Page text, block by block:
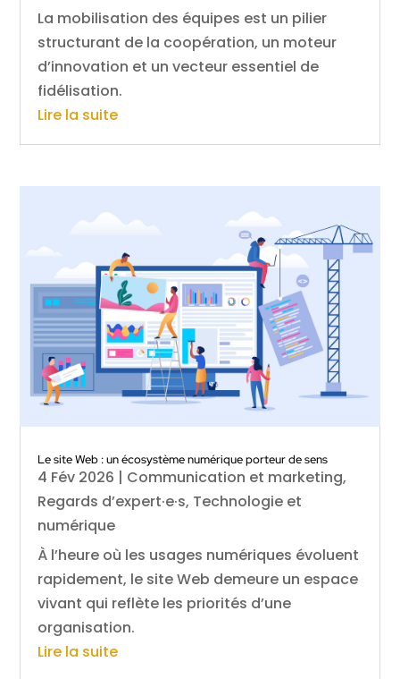
La mobilisation des équipes est un pilier
structurant de la coopération, un moteur
d’innovation et un vecteur essentiel de
fidélisation.
Lire la suite
Le site Web : un écosystème numérique porteur de sens
4 Fév 2026 | Communication et marketing,
Regards d’expert·e·s, Technologie et
numérique
À l’heure où les usages numériques évoluent
rapidement, le site Web demeure un espace
vivant qui reflète les priorités d’une
organisation.
Lire la suite